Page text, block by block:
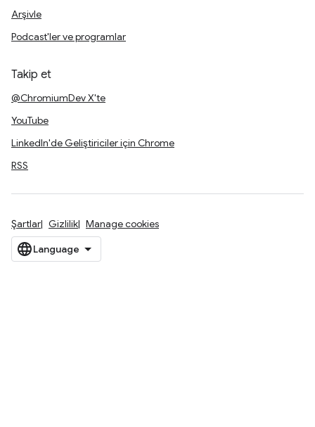
Arşivle
Podcast'ler ve programlar
Takip et
@ChromiumDev X'te
YouTube
LinkedIn'de Geliştiriciler için Chrome
RSS
Şartlar Gizlilik Manage cookies